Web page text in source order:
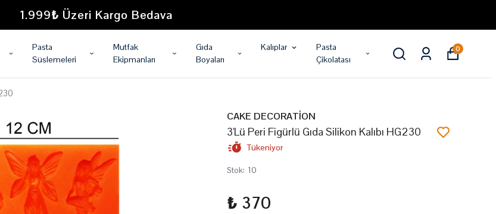
1.999₺ Üzeri Kargo Bedava
Pasta
Süslemeleri
Mutfak
Ekipmanları
Gıda
Boyaları
Kalıplar
Pasta
Çikolatası
0
CAKE DECORATİON
3'Lü Peri Figürlü Gıda Silikon Kalıbı HG230
Tükeniyor
Stok: 10
₺ 370